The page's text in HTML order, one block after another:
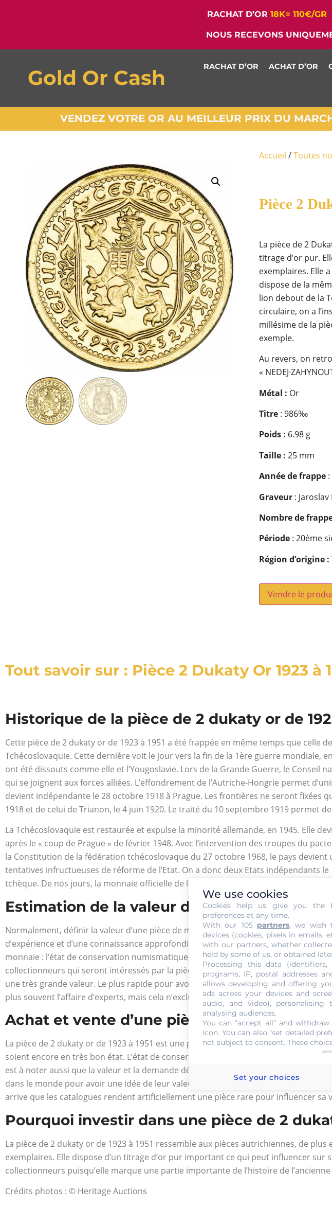
RACHAT D’OR 18K= 110€/GR
NOUS RECEVONS
Gold Or Cash RACHAT D’OR ACHAT D’OR
VENDEZ VOTRE OR AU MEILLEUR PRIX DU
Accueil /Toutes
Pièce 2
La pièce de 2
titrage d’or pur.
exemplaires. Elle
dispose de la
lion debout de la
circulaire, on a
millésime de la
exemple.
Au revers, on
«
Métal : Or
Titre : 986‰
Poids : 6.98 g
Taille : 25 mm
Année de frappe:
Graveur :
Nombre de
Période: 20ème
Région d’origine :
Vendre le
Tout savoir sur : Pièce 2 Dukaty Or 1923 à
Historique de la pièce de 2 dukaty or de
Cette pièce de 2 dukaty or de 1923 à 1951 a été frappée en même temps que celle
Tchécoslovaquie. Cette dernière voit le jour vers la fin de la 1ère guerre mondiale,
ont été dissouts comme elle et l’Yougoslavie. Lors de la Grande Guerre, le Conseil
qui se joignent aux forces alliées. L’effondrement de l’Autriche-Hongrie permet
devient indépendante le 28 octobre 1918 à Prague. Les frontières ne seront fixées
1918 et de celui de Trianon, le 4 juin 1920. Le traité du 10 septembre 1919 permet
La Tchécoslovaquie est restaurée et expulse la minorité allemande, en 1945. Elle
après le « coup de Prague » de février 1948. Avec l’intervention des troupes du
la Constitution de la fédération tchécoslovaque du 27 octobre 1968, le pays
tentatives infructueuses de réforme de l’Etat. On a donc deux Etats indépendants
tchèque. De nos jours, la monnaie officielle de la République tchèque est la
Estimation de la valeur de la pièce de 2
Normalement, définir la valeur d’une pièce de monnaie est une opération difficile et
d’expérience et d’une connaissance approfondie en la matière. Trois facteurs à
monnaie : l’état de conservation numismatique, la rareté et l’attrait commercial. Il
collectionneurs qui seront intéressés par la pièce de monnaie. La pièce de 2
une très grande valeur. Le plus rapide pour avoir une idée de prix est de la mettre
plus souvent l’affaire d’experts, mais cela n’exclue pas qu’on fasse les recherches
Achat et vente d’une pièce de 2 dukaty or
La pièce de 2 dukaty or de 1923 à 1951 est une pièce de collection rare, elle n’est
soient encore en très bon état. L’état de conservation est une caractéristique
est à noter aussi que la valeur et la demande dépendent de la rareté d’une pièce.
dans le monde pour avoir une idée de leur valeur actuelle. La rareté d’une pièce
arrive que les catalogues rendent artificiellement une pièce rare pour influencer sa
Pourquoi investir dans une pièce de 2
La pièce de 2 dukaty or de 1923 à 1951 ressemble aux pièces autrichiennes, de
exemplaires. Elle dispose d’un titrage d’or pur important ce qui peut influencer sur
collectionneurs puisqu’elle marque une partie importante de l’histoire de
Crédits photos : © Heritage Auctions
We use cookies
Cookies help us give you the
preferences at any time.
With our 105 partners, we wish
devices (cookies, pixels in emails,
with our partners, whether
held by some of us, or obtained
Processing this data (identifiers,
programs, IP, postal addresses
allows developing and offering
ads across your devices and
audio, and video),
analysing audiences.
You can "accept all" and
icon. You can also "set detailed
not subject to consent. These
Set your choices